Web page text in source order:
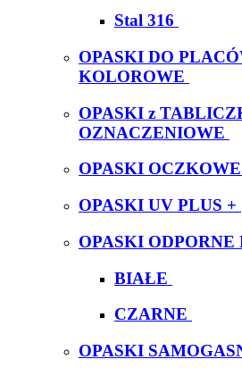
Stal 316
OPASKI DO
KOLOROWE
OPASKI z
OZNACZENIOWE
OPASKI OCZKOWE
OPASKI UV PLUS +
OPASKI ODPORNE
BIAŁE
CZARNE
OPASKI